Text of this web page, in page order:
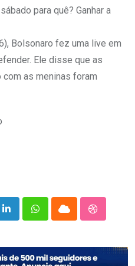
para quê? Ganhar a
Bolsonaro fez uma live em
Ele disse que as
as meninas foram
LinkedInWhatsappCloud